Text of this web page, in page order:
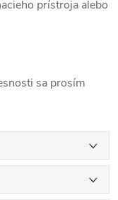
prístroja alebo
sa prosím